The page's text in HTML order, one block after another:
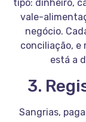
tipo: dinheiro,
vale-
negócio.
conciliação,
está a
3.
Sangrias,